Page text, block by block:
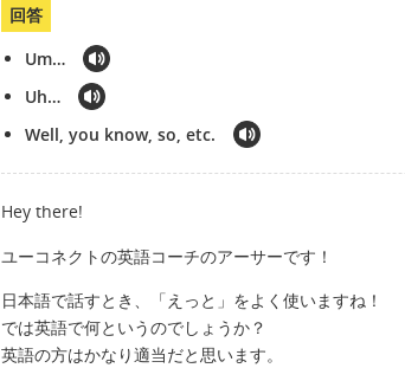
回答
Um…
Uh…
Well, you know, so, etc.
Hey there!
ユーコネクトの英語コーチのアーサーです！
日本語で話すとき、「えっと」をよく使いますね！
では英語で何というのでしょうか？
英語の方はかなり適当だと思います。